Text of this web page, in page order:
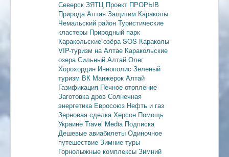
Северск ЗЯТЦ Проект ПРОРЫВ
Природа Алтая Защитим Караколы
Чемальский район Туристические
кластеры Природный парк
Каракольские озёра SOS Караколы
VIP-туризм на Алтае Каракольские
озера Сильный Алтай Олег
Хорохордин Иннополис Зеленый
туризм ВК Манжерок Алтай
Газификация Печное отопление
Заготовка дров Солнечная
энергетика Евросоюз Нефть и газ
Зерновая сделка Херсон Помощь
Украине Travel Media Подписка
Дешевые авиабилеты Одиночное
путешествие Зимние туры
Горнолыжные комплексы Зимний